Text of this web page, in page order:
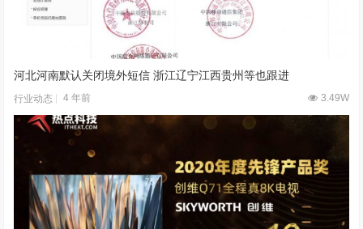
河北河南默认关闭境外短信 浙江辽宁江西贵州等也跟进
行业动态 4 年前 3.49W